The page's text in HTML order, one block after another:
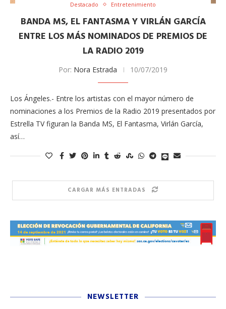
Destacado Entretenimiento
BANDA MS, EL FANTASMA Y VIRLÁN GARCÍA
ENTRE LOS MÁS NOMINADOS DE PREMIOS DE
LA RADIO 2019
Por: Nora Estrada 10/07/2019
Los Ángeles.- Entre los artistas con el mayor número de
nominaciones a los Premios de la Radio 2019 presentados por
Estrella TV figuran la Banda MS, El Fantasma, Virlán García,
así…
CARGAR MÁS ENTRADAS
NEWSLETTER